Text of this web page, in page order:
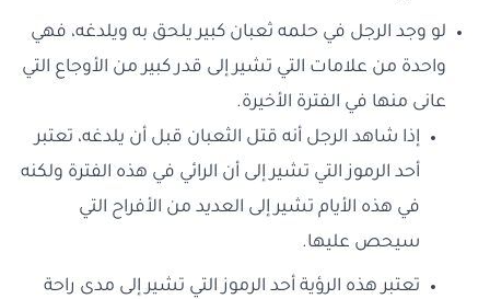
لو وجد الرجل في حلمه ثعبان كبير يلحق به ويلدغه، فهي
واحدة من علامات التي تشير إلى قدر كبير من الأوجاع التي
عانى منها في الفترة الأخيرة.
إذا شاهد الرجل أنه قتل الثعبان قبل أن يلدغه، تعتبر
أحد الرموز التي تشير إلى أن الرائي في هذه الفترة ولكنه
في هذه الأيام تشير إلى العديد من الأفراح التي
سيحص عليها.
تعتبر هذه الرؤية أحد الرموز التي تشير إلى مدى راحة